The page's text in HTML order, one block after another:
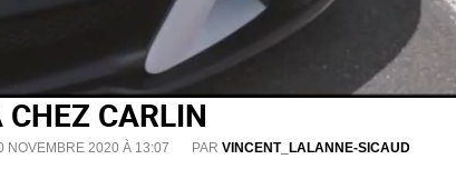
CARLIN
NOVEMBRE 2020 À 13:07 PAR VINCENT_LALANNE-SICAUD